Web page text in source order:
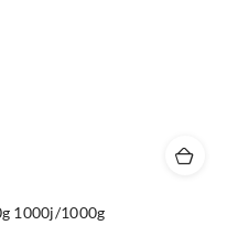
1000j/1000g